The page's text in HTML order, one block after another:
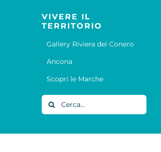
VIVERE IL
TERRITORIO
Gallery Riviera del Conero
Ancona
Scopri le Marche
Cerca
per: